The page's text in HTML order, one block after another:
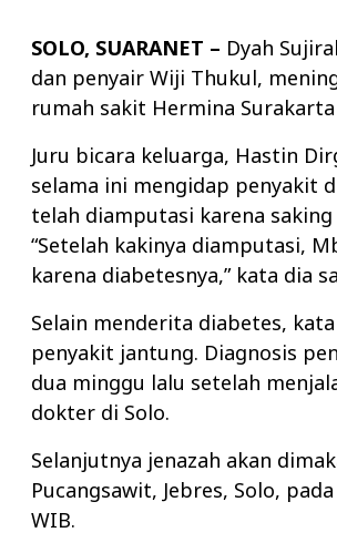
SOLO, SUARANET – Dyah
dan penyair Wiji Thukul,
rumah sakit Hermina
Juru bicara keluarga, Hastin
selama ini mengidap penyakit
telah diamputasi karena
“Setelah kakinya diamputasi,
karena diabetesnya,” kata dia
Selain menderita diabetes,
penyakit jantung. Diagnosis
dua minggu lalu setelah
dokter di Solo.
Selanjutnya jenazah akan
Pucangsawit, Jebres, Solo,
WIB.